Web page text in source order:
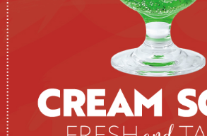
ュ
ー
に
加
わ
り
ま
し